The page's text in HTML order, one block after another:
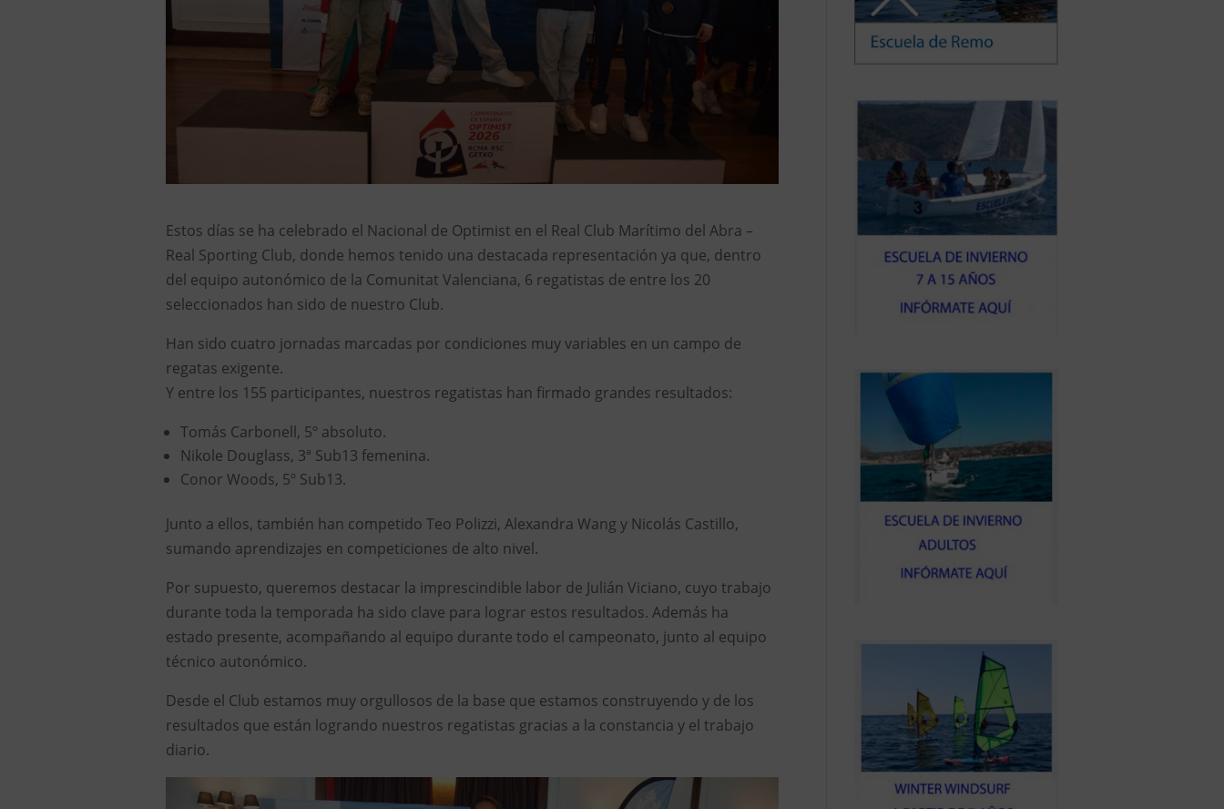
Estos días se ha celebrado el Nacional de Optimist en el Real Club Marítimo del Abra –
Real Sporting Club, donde hemos tenido una destacada representación ya que, dentro
del equipo autonómico de la Comunitat Valenciana, 6 regatistas de entre los 20
seleccionados han sido de nuestro Club.
Han sido cuatro jornadas marcadas por condiciones muy variables en un campo de
regatas exigente.
Y entre los 155 participantes, nuestros regatistas han firmado grandes resultados:
Tomás Carbonell, 5º absoluto.
Nikole Douglass, 3ª Sub13 femenina.
Conor Woods, 5º Sub13.
Junto a ellos, también han competido Teo Polizzi, Alexandra Wang y Nicolás Castillo,
sumando aprendizajes en competiciones de alto nivel.
Por supuesto, queremos destacar la imprescindible labor de Julián Viciano, cuyo trabajo
durante toda la temporada ha sido clave para lograr estos resultados. Además ha
estado presente, acompañando al equipo durante todo el campeonato, junto al equipo
técnico autonómico.
Desde el Club estamos muy orgullosos de la base que estamos construyendo y de los
resultados que están logrando nuestros regatistas gracias a la constancia y el trabajo
diario.